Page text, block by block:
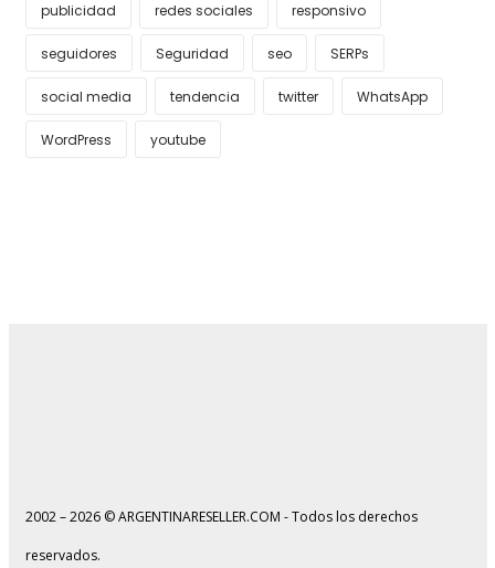
publicidad redes sociales responsivo
seguidores Seguridad seo SERPs
social media tendencia twitter WhatsApp
WordPress youtube
2002 – 2026 © ARGENTINARESELLER.COM - Todos los derechos
reservados.